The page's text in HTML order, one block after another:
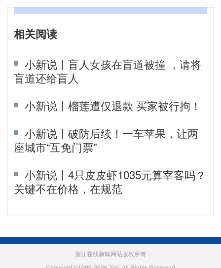
相关阅读
小新说丨盲人女孩在盲道被撞 ，请将
盲道还给盲人
小新说丨榴莲遭仅退款 买家被行拘！
小新说丨破防后续！一车苹果，让两
座城市“互免门票”
小新说丨4只皮皮虾1035元算宰客吗？
关键不在价格，在规范
浙江在线新闻网站版权所有